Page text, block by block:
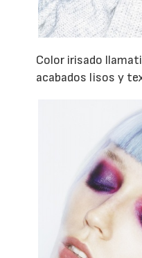
Color irisado
acabados lisos y